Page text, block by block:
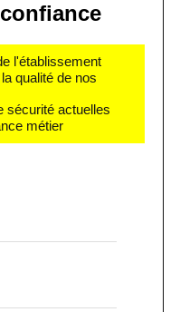
l'établissement
qualité de nos
sécurité actuelles
métier